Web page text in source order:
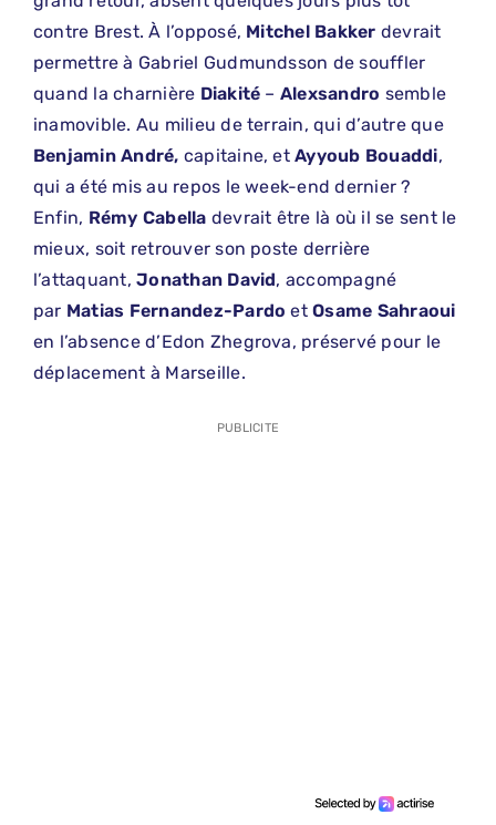
contre Brest. À l’opposé, Mitchel Bakker devrait
permettre à Gabriel Gudmundsson de souffler
quand la charnière Diakité – Alexsandro semble
inamovible. Au milieu de terrain, qui d’autre que
Benjamin André, capitaine, etAyyoub Bouaddi,
qui a été mis au repos le week-end dernier ?
Enfin, Rémy Cabella devrait être là où il se sent le
mieux, soit retrouver son poste derrière
l’attaquant,Jonathan David, accompagné
par Matias Fernandez-Pardo etOsame Sahraoui
en l’absence d’Edon Zhegrova, préservé pour le
déplacement à Marseille.
PUBLICITE